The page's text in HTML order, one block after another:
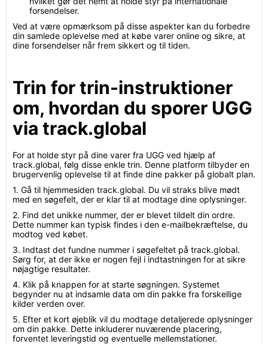
forsendelser.
Ved at være opmærksom på disse aspekter kan du forbedre
din samlede oplevelse med at købe varer online og sikre, at
dine forsendelser når frem sikkert og til tiden.
Trin for trin-instruktioner
om, hvordan du sporer UGG
via track.global
For at holde styr på dine varer fra UGG ved hjælp af
track.global, følg disse enkle trin. Denne platform tilbyder en
brugervenlig oplevelse til at finde dine pakker på globalt plan.
1. Gå til hjemmesiden track.global. Du vil straks blive mødt
med en søgefelt, der er klar til at modtage dine oplysninger.
2. Find det unikke nummer, der er blevet tildelt din ordre.
Dette nummer kan typisk findes i den e-mailbekræftelse, du
modtog ved købet.
3. Indtast det fundne nummer i søgefeltet på track.global.
Sørg for, at der ikke er nogen fejl i indtastningen for at sikre
nøjagtige resultater.
4. Klik på knappen for at starte søgningen. Systemet
begynder nu at indsamle data om din pakke fra forskellige
kilder verden over.
5. Efter et kort øjeblik vil du modtage detaljerede oplysninger
om din pakke. Dette inkluderer nuværende placering,
forventet leveringstid og eventuelle mellemstationer.